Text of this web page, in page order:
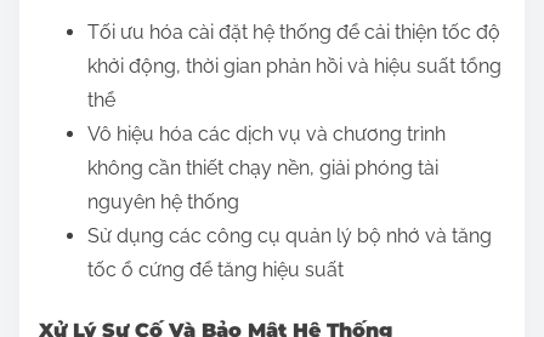
Tối ưu hóa cài đặt hệ thống để cải thiện tốc độ
khởi động, thời gian phản hồi và hiệu suất tổng
thể
Vô hiệu hóa các dịch vụ và chương trình
không cần thiết chạy nền, giải phóng tài
nguyên hệ thống
Sử dụng các công cụ quản lý bộ nhớ và tăng
tốc ổ cứng để tăng hiệu suất
Xử Lý Sự Cố Và Bảo Mật Hệ Thống